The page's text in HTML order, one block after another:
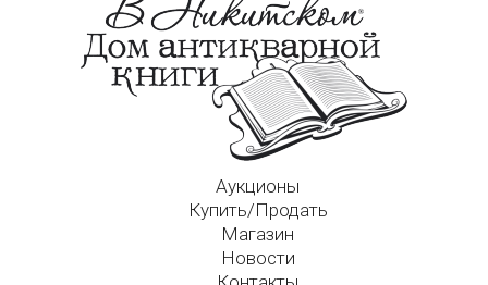
Аукционы
Купить/Продать
Магазин
Новости